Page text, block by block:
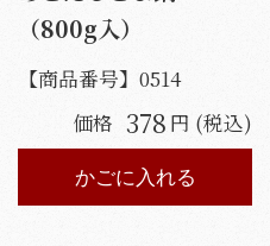
（800g入）
【商品番号】 0514
価格 378 円 (税込)
かごに入れる